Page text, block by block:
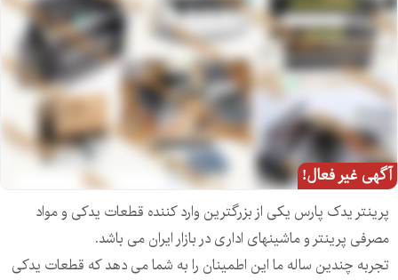
آگهی غیر فعال!
پرینتر یدک پارس یکی از بزرگترین وارد کننده قطعات یدکی و مواد
مصرفی پرینتر و ماشینهای اداری در بازار ایران می باشد.
تجربه چندین ساله ما این اطمینان را به شما می دهد که قطعات یدکی